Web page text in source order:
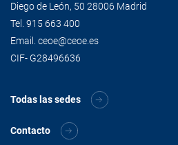
Diego de León, 50 28006 Madrid
Tel. 915 663 400
Email. ceoe@ceoe.es
CIF- G28496636
Todas las sedes
Contacto